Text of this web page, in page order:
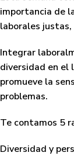
importancia de
laborales
Integrar
diversidad en el
promueve la
problemas.
Te contamos 5
Diversidad y